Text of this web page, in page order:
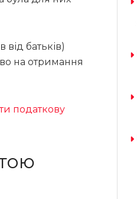
батьків)
на отримання
податкову